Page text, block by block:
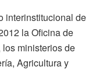
interinstitucional de
la Oficina de
ministerios de
Agricultura y